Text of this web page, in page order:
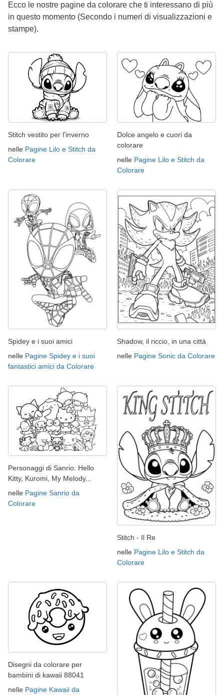
Ecco le nostre pagine da colorare che ti interessano di più
in questo momento (Secondo i numeri di visualizzazioni e
stampe).
Stitch vestito per l'inverno
nelle Pagine Lilo e Stitch da
Colorare
Dolce angelo e cuori da
colorare
nelle Pagine Lilo e Stitch da
Colorare
Spidey e i suoi amici
nelle Pagine Spidey e i suoi
fantastici amici da Colorare
Shadow, il riccio, in una città
nelle Pagine Sonic da Colorare
Personaggi di Sanrio: Hello
Kitty, Kuromi, My Melody...
nelle Pagine Sanrio da
Colorare
Stitch - Il Re
nelle Pagine Lilo e Stitch da
Colorare
Disegni da colorare per
bambini di kawaii 88041
nelle Pagine Kawaii da